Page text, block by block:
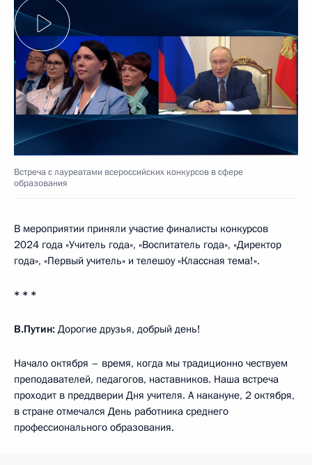
Встреча с лауреатами всероссийских конкурсов в сфере
образования
В мероприятии приняли участие финалисты конкурсов
2024 года «Учитель года», «Воспитатель года», «Директор
года», «Первый учитель» и телешоу «Классная тема!».
* * *
В.Путин: Дорогие друзья, добрый день!
Начало октября – время, когда мы традиционно чествуем
преподавателей, педагогов, наставников. Наша встреча
проходит в преддверии Дня учителя. А накануне, 2 октября,
в стране отмечался День работника среднего
профессионального образования.